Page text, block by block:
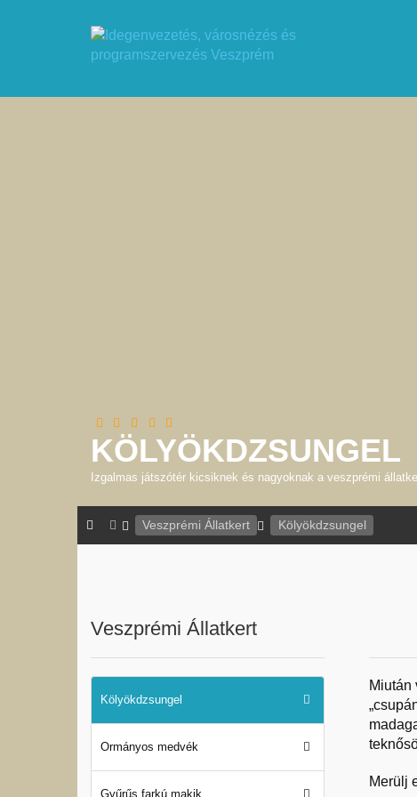
KÖLYÖKDZSUNGEL
Izgalmas játszótér kicsiknek és nagyoknak a veszprémi
Veszprémi Állatkert Kölyökdzsungel
Miután
Merülj
Veszprémi Állatkert
Kölyökdzsungel
Ormányos medvék
Gyűrűs farkú makik